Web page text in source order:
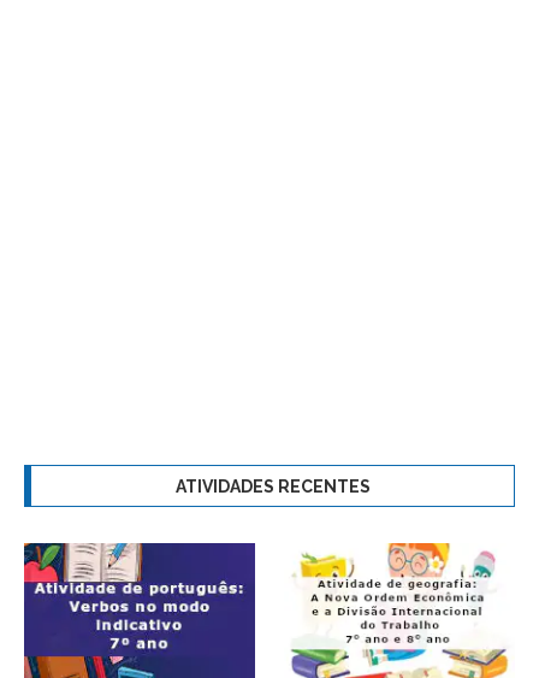
ATIVIDADES RECENTES